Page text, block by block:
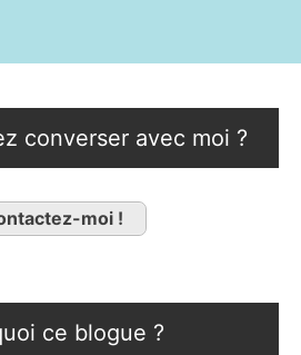
converser avec moi ?
moi !
ce blogue ?